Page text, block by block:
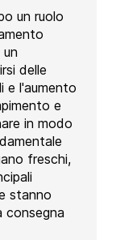
un ruolo
delle
e l'aumento
e
in modo
freschi,
stanno
consegna